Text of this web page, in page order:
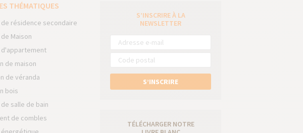
THÉMATIQUES
résidence secondaire
Maison
d'appartement
de maison
de véranda
bois
salle de bain
de combles
S’INSCRIRE À LA
NEWSLETTER
S’INSCRIRE
TÉLÉCHARGER NOTRE